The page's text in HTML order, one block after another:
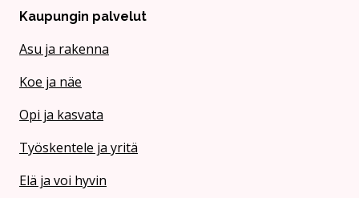
Kaupungin palvelut
Asu ja rakenna
Koe ja näe
Opi ja kasvata
Työskentele ja yritä
Elä ja voi hyvin